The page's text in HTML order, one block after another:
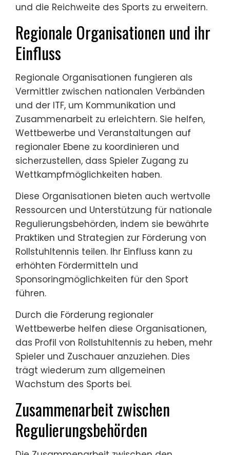
und die Reichweite des Sports zu erweitern.
Regionale Organisationen und ihr
Einfluss
Regionale Organisationen fungieren als
Vermittler zwischen nationalen Verbänden
und der ITF, um Kommunikation und
Zusammenarbeit zu erleichtern. Sie helfen,
Wettbewerbe und Veranstaltungen auf
regionaler Ebene zu koordinieren und
sicherzustellen, dass Spieler Zugang zu
Wettkampfmöglichkeiten haben.
Diese Organisationen bieten auch wertvolle
Ressourcen und Unterstützung für nationale
Regulierungsbehörden, indem sie bewährte
Praktiken und Strategien zur Förderung von
Rollstuhltennis teilen. Ihr Einfluss kann zu
erhöhten Fördermitteln und
Sponsoringmöglichkeiten für den Sport
führen.
Durch die Förderung regionaler
Wettbewerbe helfen diese Organisationen,
das Profil von Rollstuhltennis zu heben, mehr
Spieler und Zuschauer anzuziehen. Dies
trägt wiederum zum allgemeinen
Wachstum des Sports bei.
Zusammenarbeit zwischen
Regulierungsbehörden